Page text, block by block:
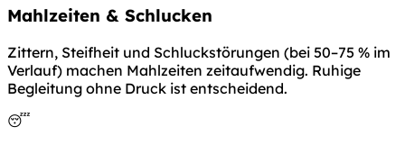
Mahlzeiten & Schlucken
Zittern, Steifheit und Schluckstörungen (bei 50–75 % im
Verlauf) machen Mahlzeiten zeitaufwendig. Ruhige
Begleitung ohne Druck ist entscheidend.
😴